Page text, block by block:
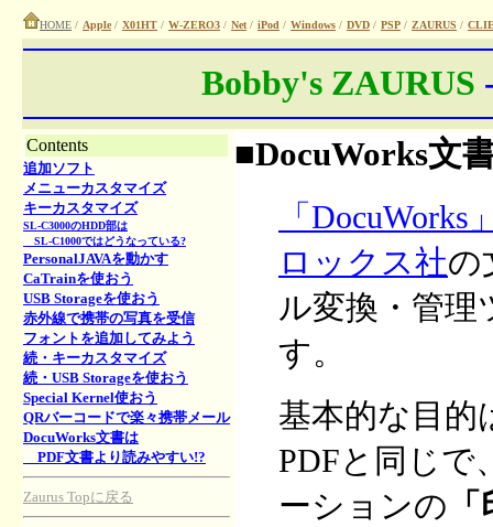
HOME / Apple / X01HT / W-ZERO3 / Net / iPod / Windows / DVD / PSP / ZAURUS /
Bobby's ZAURUS
Contents
追加ソフト
メニューカスタマイズ
キーカスタマイズ
SL-C3000のHDD部は
SL-C1000ではどうなっている?
PersonalJAVAを動かす
CaTrainを使おう
USB Storageを使おう
赤外線で携帯の写真を受信
フォントを追加してみよう
続・キーカスタマイズ
続・USB Storageを使おう
Special Kernel使おう
QRバーコードで楽々携帯メール
DocuWorks文書は
PDF文書より読みやすい!?
Zaurus Topに戻る
■DocuWorks文
「DocuWorks
ロックス社の
ル変換・管理
す。
基本的な目的
PDFと同じで
ーションの